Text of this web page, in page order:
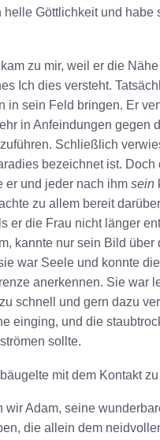
helle Göttlichkeit und
zu mir, weil er die
Ich dies versteht.
in sein Feld bringen. Er
in Anfeindungen gegen
Schließlich
bezeichnet ist.
er und jeder nach ihm sein
zu allem bereit
er die Frau nicht länger
kannte nur sein Bild
war Seele und konnte
anerkennen. Sie war
schnell und gern dazu
einging, und die
sollte.
mit dem Kontakt
wir Adam, seine
die allein dem